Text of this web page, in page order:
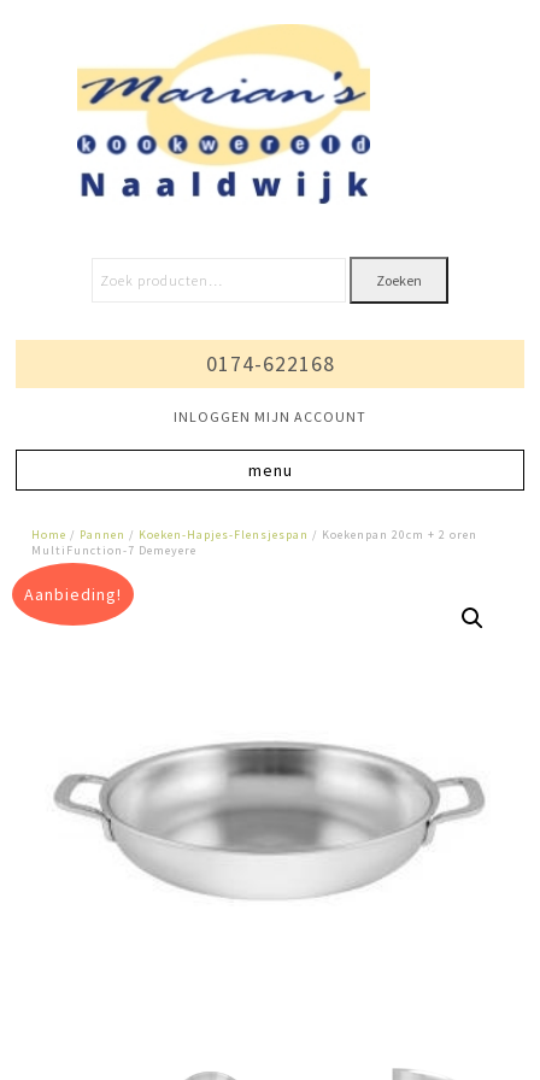
Zoeken
0174-622168
INLOGGEN MIJN ACCOUNT
Home / Pannen / Koeken-Hapjes-Flensjespan / Koekenpan 20cm + 2 oren
MultiFunction-7 Demeyere
Aanbieding!